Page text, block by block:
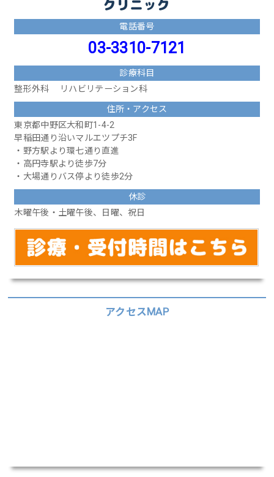
電話番号
03-3310-7121
診療科目
整形外科
リハビリテーション科
住所・アクセス
東京都中野区大和町1-4-2
早稲田通り沿いマルエツプチ3F
・野方駅より環七通り直進
・高円寺駅より徒歩7分
・大場通りバス停より徒歩2分
休診
木曜午後・土曜午後、日曜、祝日
アクセスMAP